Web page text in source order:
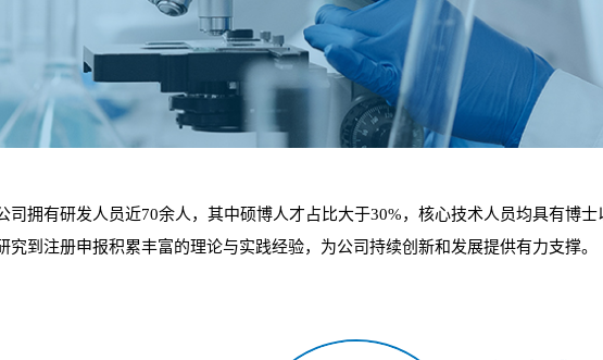
拥有研发人员近70余人，其中硕博人才占比大于30%，核心技术人员均具有博
到注册申报积累丰富的理论与实践经验，为公司持续创新和发展提供有力支撑。